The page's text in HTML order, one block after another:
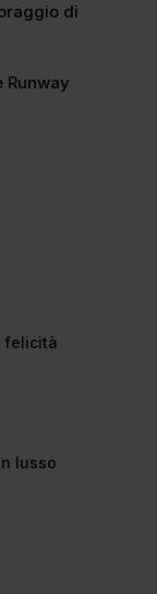
di
Runway
felicità
lusso